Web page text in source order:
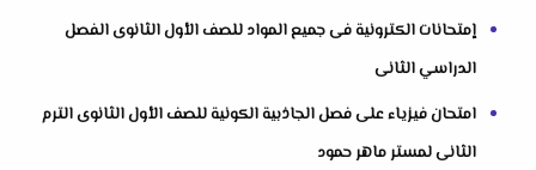
إمتحانات الكترونية فى جميع المواد للصف الأول الثانوى الفصل
الدراسي الثانى
امتحان فيزياء على فصل الجاذبية الكونية للصف الأول الثانوى الترم
الثانى لمستر ماهر حمود